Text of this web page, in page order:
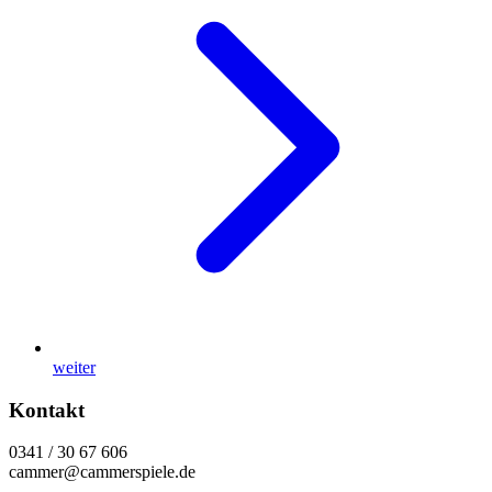
weiter
Kontakt
0341 / 30 67 606
cammer@cammerspiele.de